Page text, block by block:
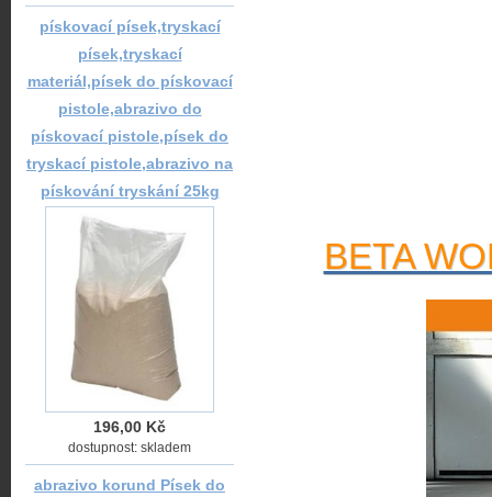
BETA
pískovací písek,tryskací
písek,tryskací
materiál,písek do pískovací
pistole,abrazivo do
pískovací pistole,písek do
tryskací pistole,abrazivo na
pískování tryskání 25kg
196,00 Kč
dostupnost: skladem
abrazivo korund Písek do